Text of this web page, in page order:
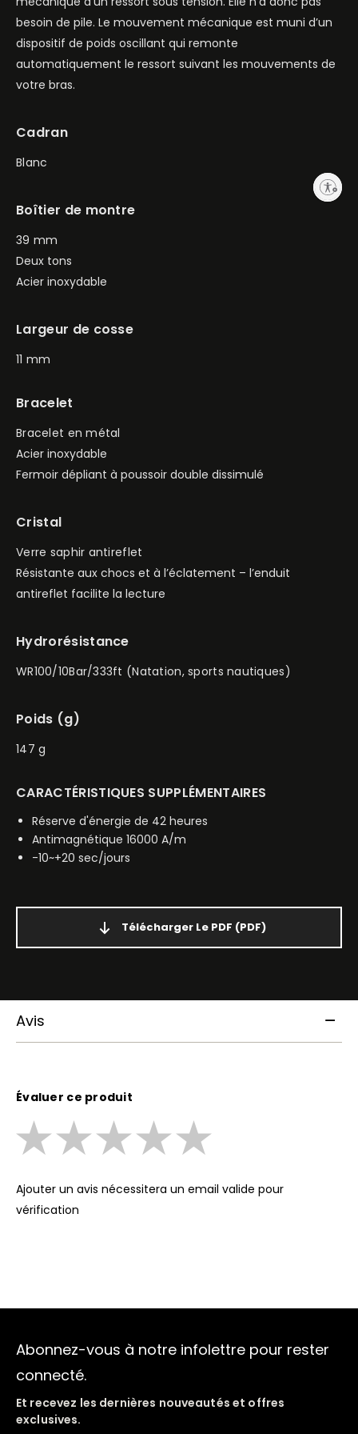
besoin de pile. Le mouvement mécanique est muni d’un
dispositif de poids oscillant qui remonte
automatiquement le ressort suivant les mouvements de
votre bras.
Cadran
Blanc
Boîtier de montre
39 mm
Deux tons
Acier inoxydable
Largeur de cosse
11 mm
Bracelet
Bracelet en métal
Acier inoxydable
Fermoir dépliant à poussoir double dissimulé
Cristal
Verre saphir antireflet
Résistante aux chocs et à l’éclatement – l’enduit
antireflet facilite la lecture
Hydrorésistance
WR100/10Bar/333ft (Natation, sports nautiques)
Poids (g)
147 g
CARACTÉRISTIQUES SUPPLÉMENTAIRES
Réserve d'énergie de 42 heures
Antimagnétique 16000 A/m
-10~+20 sec/jours
Télécharger Le PDF (PDF)
Avis
Évaluer ce produit
Ajouter un avis nécessitera un email valide pour
vérification
Abonnez-vous à notre infolettre pour rester
connecté.
Et recevez les dernières nouveautés et offres
exclusives.